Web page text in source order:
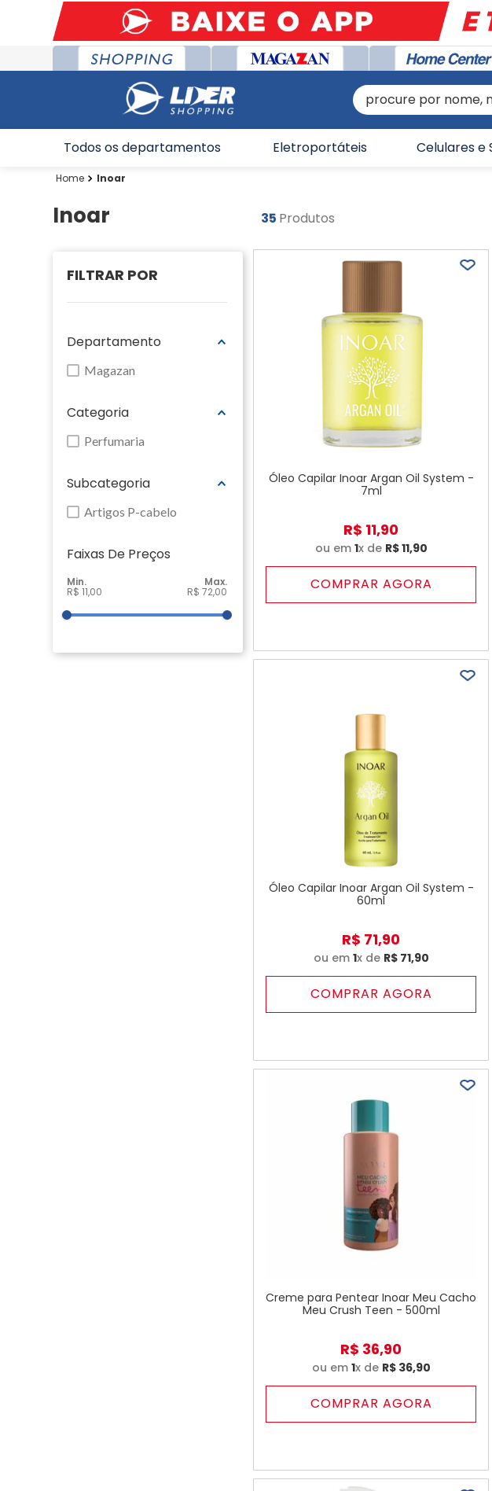
procure por nome,
Todos os departamentos Eletroportáteis Celulares e
Inoar
Inoar
Departamento
Magazan
Categoria
Perfumaria
Subcategoria
Artigos P-cabelo
Faixas De Preço
R$ 11,00 R$ 72,00
35 Produtos
Óleo Capilar Inoar Argan Oil System -
7ml
R$ 11,90
ou em 1x de R$11,90
COMPRAR AGORA
Óleo Capilar Inoar Argan Oil System -
60ml
R$ 71,90
ou em 1x de R$ 71,90
COMPRAR AGORA
Creme para Pentear Inoar Meu Cacho
Meu Crush Teen - 500ml
R$ 36,90
ou em 1x de R$ 36,90
COMPRAR AGORA